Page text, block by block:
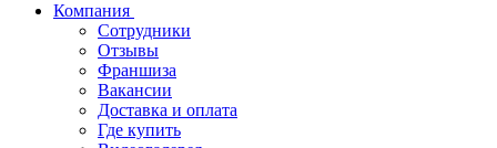
Компания
Сотрудники
Отзывы
Франшиза
Вакансии
Доставка и оплата
Где купить